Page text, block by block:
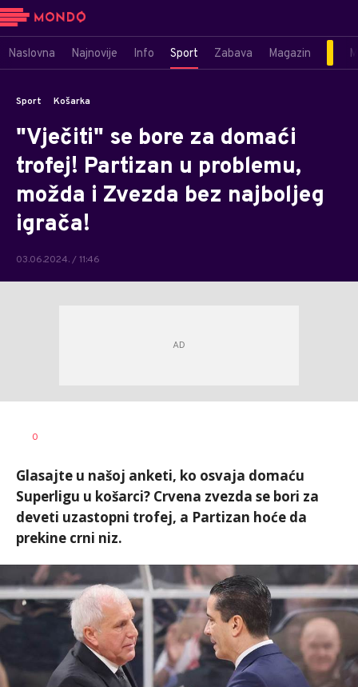
Naslovna Najnovije Info Sport Zabava Magazin
Sport Košarka
"Vječiti" se bore za domaći
trofej! Partizan u problemu,
možda i Zvezda bez najboljeg
igrača!
03.06.2024. / 11:46
AUTOR
0
Glasajte u našoj anketi, ko osvaja domaću
Superligu u košarci? Crvena zvezda se bori za
deveti uzastopni trofej, a Partizan hoće da
prekine crni niz.